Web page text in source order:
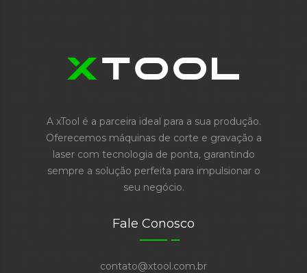
A xTool é a parceira ideal para a sua produção.
Oferecemos máquinas de corte e gravação a
laser com tecnologia de ponta, garantindo
sempre a solução perfeita para impulsionar o
seu negócio.
Fale Conosco
contato@xtool.com.br